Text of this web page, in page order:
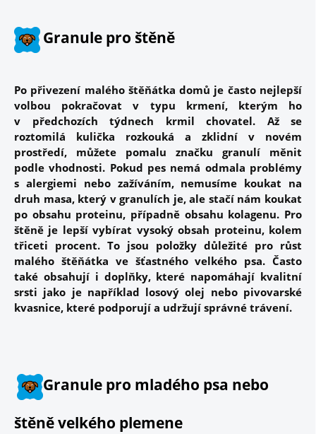
Granule pro štěně
Po přivezení malého štěňátka domů je často nejlepší
volbou pokračovat v typu krmení, kterým ho
v předchozích týdnech krmil chovatel. Až se
roztomilá kulička rozkouká a zklidní v novém
prostředí, můžete pomalu značku granulí měnit
podle vhodnosti. Pokud pes nemá odmala problémy
s alergiemi nebo zažíváním, nemusíme koukat na
druh masa, který v granulích je, ale stačí nám koukat
po obsahu proteinu, případně obsahu kolagenu. Pro
štěně je lepší vybírat vysoký obsah proteinu, kolem
třiceti procent. To jsou položky důležité pro růst
malého štěňátka ve šťastného velkého psa. Často
také obsahují i doplňky, které napomáhají kvalitní
srsti jako je například losový olej nebo pivovarské
kvasnice, které podporují a udržují správné trávení.
Granule pro mladého psa nebo
štěně velkého plemene